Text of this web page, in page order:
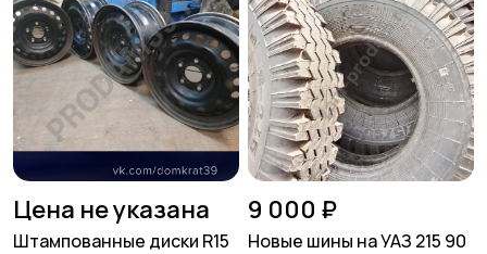
Цена не указана
Штампованные диски R15
9 000 ₽
Новые шины на УАЗ 215 90